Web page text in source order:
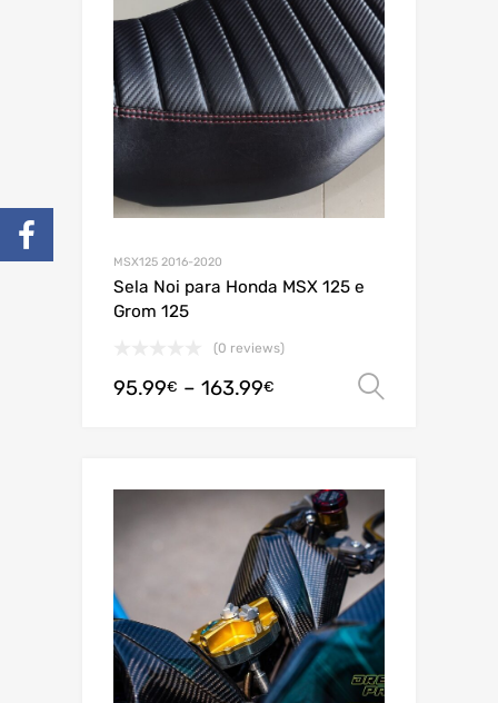
MSX125 2016-2020
Sela Noi para Honda MSX 125 e
Grom 125
(0 reviews)
95.99€ – 163.99€